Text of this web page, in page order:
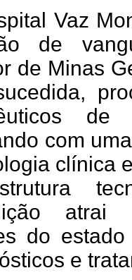
Vaz
de
de Minas
de
com
clínica
atrai
do
e